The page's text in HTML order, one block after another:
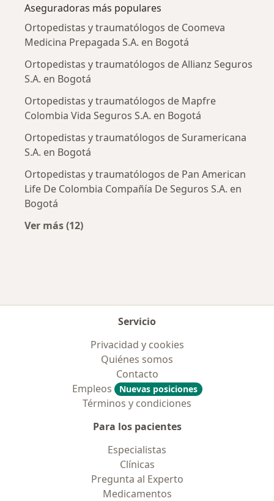
Aseguradoras más populares
Ortopedistas y traumatólogos de Coomeva
Medicina Prepagada S.A. en Bogotá
Ortopedistas y traumatólogos de Allianz Seguros
S.A. en Bogotá
Ortopedistas y traumatólogos de Mapfre
Colombia Vida Seguros S.A. en Bogotá
Ortopedistas y traumatólogos de Suramericana
S.A. en Bogotá
Ortopedistas y traumatólogos de Pan American
Life De Colombia Compañía De Seguros S.A. en
Bogotá
Ver más (12)
Servicio
Privacidad y cookies
Quiénes somos
Contacto
Empleos
Nuevas posiciones
Términos y condiciones
Para los pacientes
Especialistas
Clínicas
Pregunta al Experto
Medicamentos